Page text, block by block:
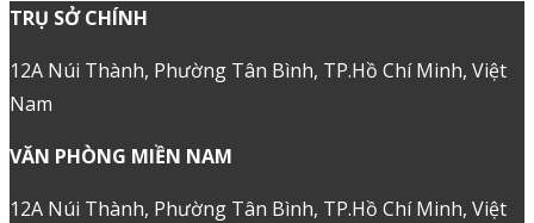
TRỤ SỞ CHÍNH
12A Núi Thành, Phường Tân Bình, TP.Hồ Chí Minh, Việt
Nam
VĂN PHÒNG MIỀN NAM
12A Núi Thành, Phường Tân Bình, TP.Hồ Chí Minh, Việt